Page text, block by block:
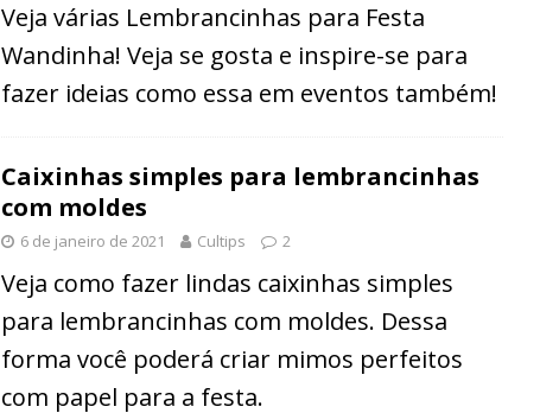
Veja várias Lembrancinhas para Festa
Wandinha! Veja se gosta e inspire-se para
fazer ideias como essa em eventos também!
Caixinhas simples para lembrancinhas
com moldes
6 de janeiro de 2021 Cultips 2
Veja como fazer lindas caixinhas simples
para lembrancinhas com moldes. Dessa
forma você poderá criar mimos perfeitos
com papel para a festa.